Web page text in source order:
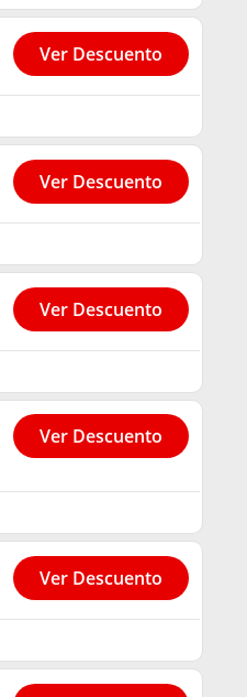
Ver Descuento
Ver Descuento
Ver Descuento
Ver Descuento
Ver Descuento